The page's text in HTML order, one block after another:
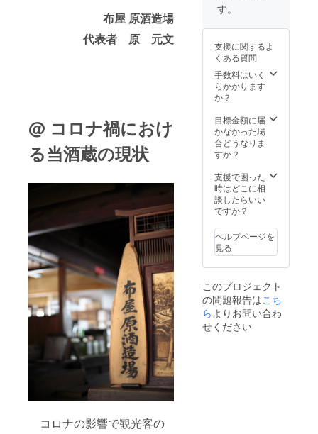
布屋 原酒造場
代表者 原 元文
@ コロナ禍におけ
る当酒蔵の現状
コロナの影響で観光客の
律で禁
ていま
す ※ 配
送日時
の指定
は致し
す。ご
了承く
ださ
い。
す。
支援に関するよ
くある質問
手数料はいく
らかかります
か？
目標金額に届
かなかった場
合どうなりま
すか？
支援で困った
時はどこに相
談したらいい
ですか？
ヘルプページを
見る
このプロジェクト
の問題報告はこち
ら よりお問い合わ
せください